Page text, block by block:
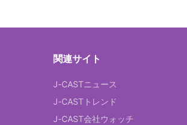
関連サイト
J-CASTニュース
J-CASTトレンド
J-CAST会社ウォッチ